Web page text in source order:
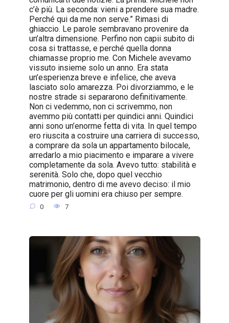
c’è più. La seconda: vieni a prendere sua madre.
Perché qui da me non serve.” Rimasi di
ghiaccio. Le parole sembravano provenire da
un’altra dimensione. Perfino non capii subito di
cosa si trattasse, e perché quella donna
chiamasse proprio me. Con Michele avevamo
vissuto insieme solo un anno. Era stata
un’esperienza breve e infelice, che aveva
lasciato solo amarezza. Poi divorziammo, e le
nostre strade si separarono definitivamente.
Non ci vedemmo, non ci scrivemmo, non
avemmo più contatti per quindici anni. Quindici
anni sono un’enorme fetta di vita. In quel tempo
ero riuscita a costruire una carriera di successo,
a comprare da sola un appartamento bilocale,
arredarlo a mio piacimento e imparare a vivere
completamente da sola. Avevo tutto: stabilità e
serenità. Solo che, dopo quel vecchio
matrimonio, dentro di me avevo deciso: il mio
cuore per gli uomini era chiuso per sempre.
0 7